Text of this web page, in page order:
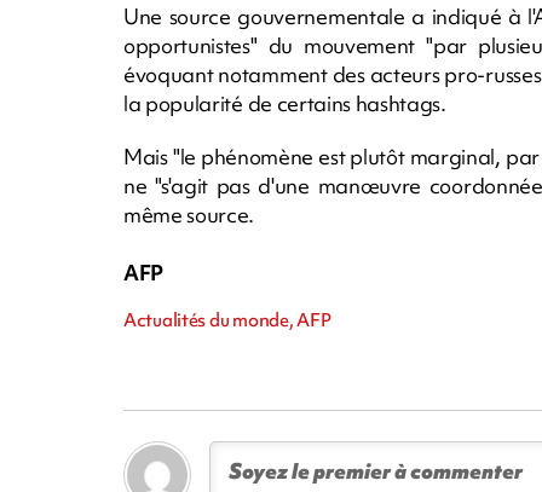
Une source gouvernementale a indiqué à
opportunistes" du mouvement "par
évoquant notamment des acteurs pro-
la popularité de certains hashtags.
Mais "le phénomène est plutôt marginal,
ne "s'agit pas d'une manœuvre
même source.
AFP
Actualités du monde, AFP